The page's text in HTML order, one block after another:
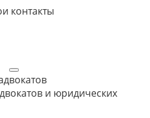
контакты
и юридических